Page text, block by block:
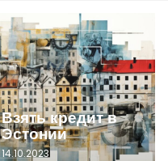
Взять кредит в
Эстонии
14.10.2023